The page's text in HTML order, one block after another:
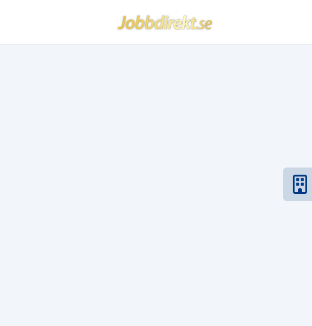
Hoppa till innehåll
Jobbdirekt